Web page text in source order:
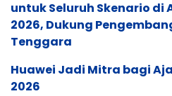
untuk Seluruh Skenario di
2026, Dukung
Tenggara
Huawei Jadi Mitra bagi
2026